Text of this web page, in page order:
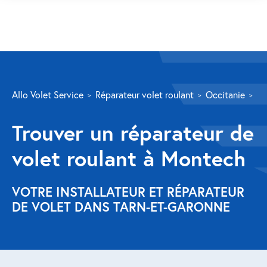
Volet roulant
Réparation
Volet roulant Velux
Réparation store banne
Allo Volet Service Réparateur volet roulant Occitanie
Trouver un réparateur de
volet roulant à Montech
VOTRE INSTALLATEUR ET RÉPARATEUR
DE VOLET DANS TARN-ET-GARONNE